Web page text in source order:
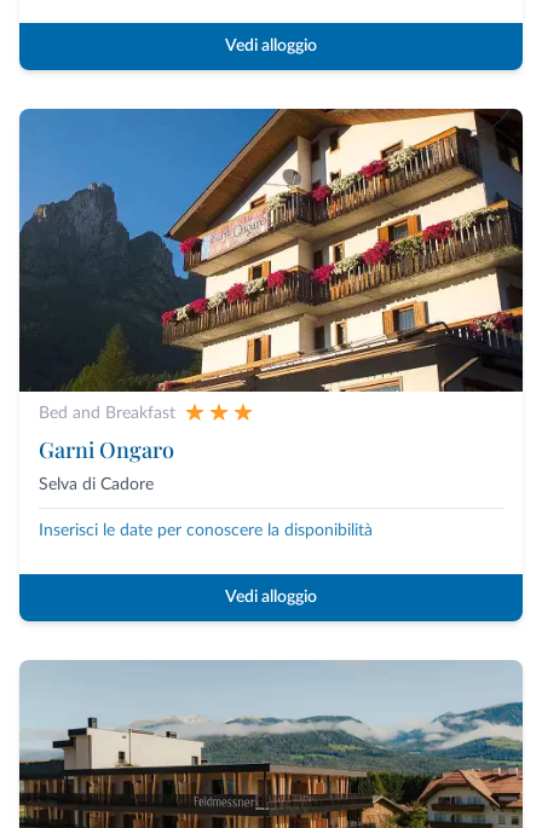
Vedi alloggio
Bed and Breakfast
Garni Ongaro
Selva di Cadore
Inserisci le date per conoscere la disponibilità
Vedi alloggio